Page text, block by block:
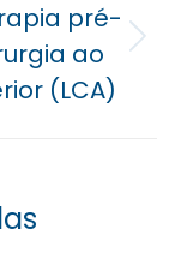
pré-
ao
(LCA)